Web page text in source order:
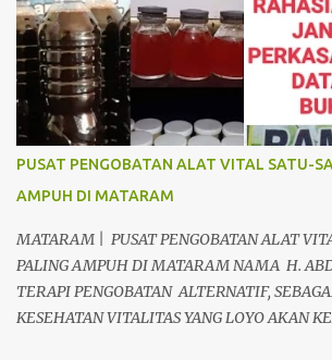
PUSAT PENGOBATAN ALAT VITAL SATU-
AMPUH DI MATARAM
MATARAM | PUSAT PENGOBATAN ALAT
PALING AMPUH DI MATARAM NAMA H.
TERAPI PENGOBATAN ALTERNATIF,
KESEHATAN VITALITAS YANG LOYO AKAN